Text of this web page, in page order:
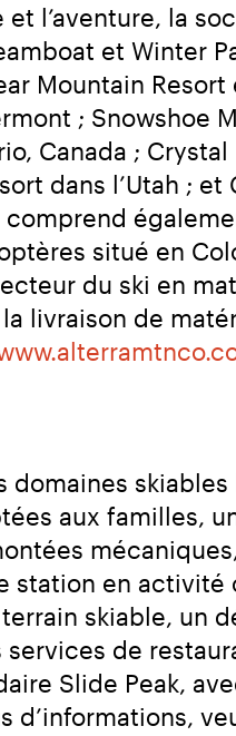
l’aventure, la
et Winter
Mountain Resort
; Snowshoe
Canada ; Crystal
dans l’Utah ; et
situé en
du ski en
livraison de
domaines
aux familles,
station en activité
skiable, un
de
Slide Peak,
d’informations,